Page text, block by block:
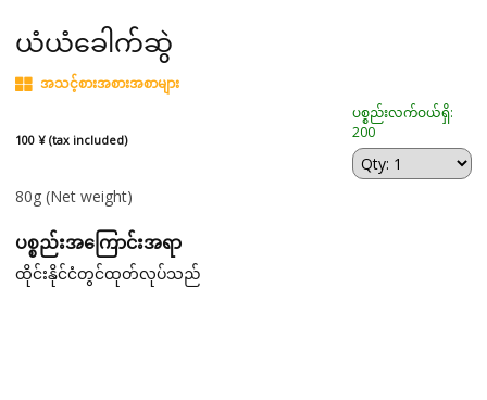
ယံယံခေါက်ဆွဲ
အသင့်စားအစားအစာများ
100 ¥ (tax included)
ပစ္စည်းလက်ဝယ်ရှိ:
200
80g (Net weight)
ပစ္စည်းအကြောင်းအရာ
ထိုင်းနိုင်ငံတွင်ထုတ်လုပ်သည်